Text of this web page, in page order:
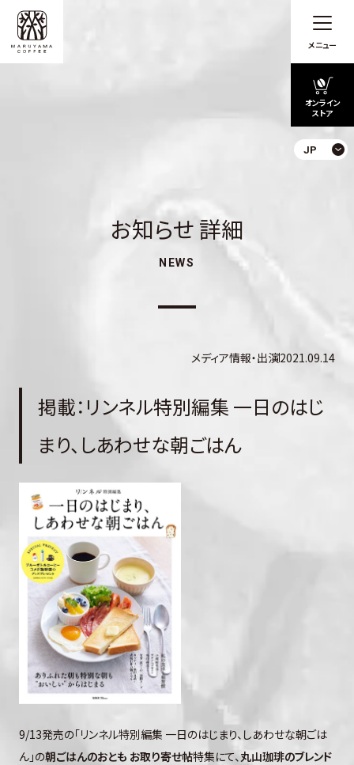
メニュー
オンライン
ストア
JP
お知らせ 詳細
NEWS
メディア情報・出演2021.09.14
掲載：リンネル特別編集 一日のはじ
まり、しあわせな朝ごはん
9/13発売の「リンネル特別編集 一日のはじまり、しあわせな朝ごは
ん」の朝ごはんのおとも お取り寄せ帖特集にて、丸山珈琲のブレンド